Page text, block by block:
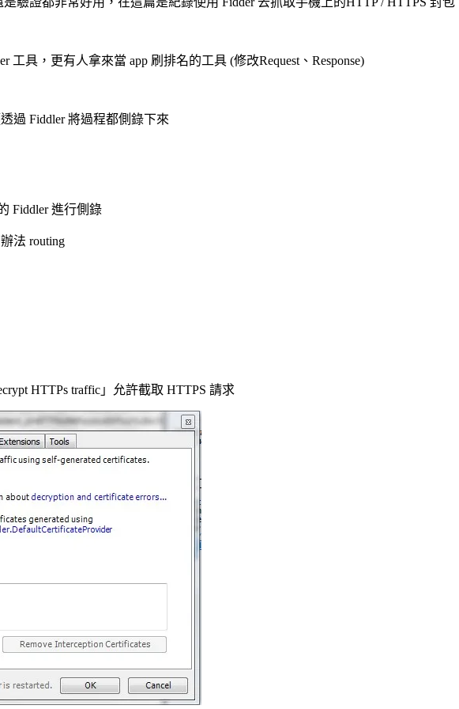
工具，更有人拿來當 app 刷排名的工具 (修改Request、Response)
過 Fiddler 將過程都側錄下來
Fiddler 進行側錄
法 routing
HTTPs traffic」允許截取 HTTPS 請求